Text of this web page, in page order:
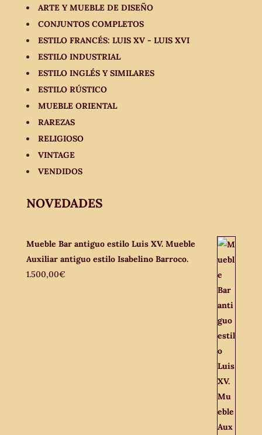
ARTE Y MUEBLE DE DISEÑO
CONJUNTOS COMPLETOS
ESTILO FRANCÉS: LUIS XV - LUIS XVI
ESTILO INDUSTRIAL
ESTILO INGLÉS Y SIMILARES
ESTILO RÚSTICO
MUEBLE ORIENTAL
RAREZAS
RELIGIOSO
VINTAGE
VENDIDOS
NOVEDADES
Mueble Bar antiguo estilo Luis XV. Mueble
Auxiliar antiguo estilo Isabelino Barroco.
1.500,00€